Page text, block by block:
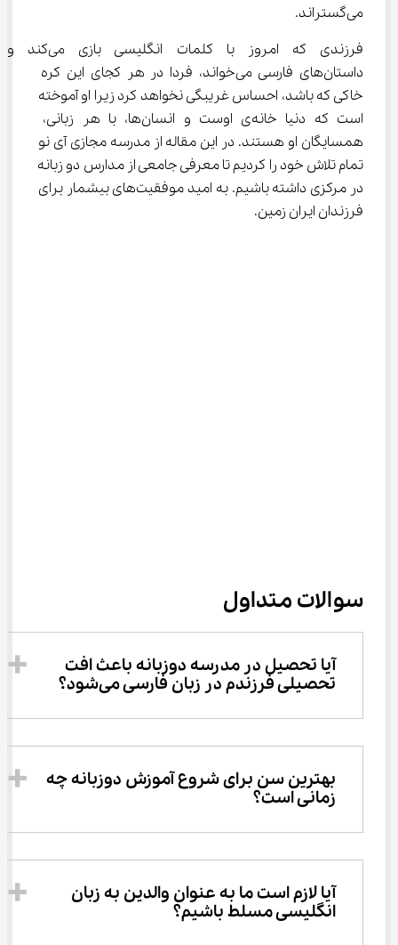
می‌گستراند.
فرزندی که امروز با کلمات انگلیسی بازی می‌کند و
داستان‌های فارسی می‌خواند، فردا در هر کجای این کره
خاکی که باشد، احساس غریبگی نخواهد کرد زیرا او آموخته
است که دنیا خانه‌ی اوست و انسان‌ها، با هر زبانی،
همسایگان او هستند. در این مقاله از مدرسه مجازی آی نو
تمام تلاش خود را کردیم تا معرفی جامعی از مدارس دو زبانه
در مرکزی داشته باشیم. به امید موفقیت‌های بیشمار برای
فرزندان ایران زمین.
سوالات متداول
آیا تحصیل در مدرسه دوزبانه باعث افت
تحصیلی فرزندم در زبان فارسی می‌شود؟
بهترین سن برای شروع آموزش دوزبانه چه
زمانی است؟
آیا لازم است ما به عنوان والدین به زبان
انگلیسی مسلط باشیم؟